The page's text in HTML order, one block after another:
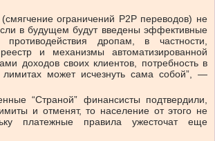
ограничений Р2Р переводов) не
в будущем будут введены эффективные
противодействия дропам, в частности,
и механизмы автоматизированной
доходов своих клиентов, потребность в
может исчезнуть сама собой”, —
“Страной” финансисты подтвердили,
и отменят, то население от этого не
платежные правила ужесточат еще